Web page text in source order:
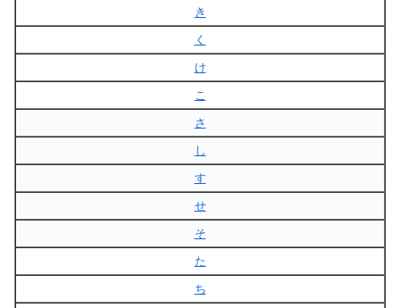
き
く
け
こ
さ
し
す
せ
そ
た
ち